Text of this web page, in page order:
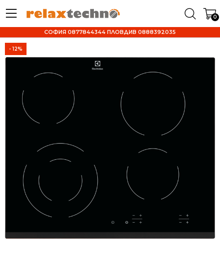
0
СОФИЯ 0877844344 ПЛОВДИВ 0888392035
- 12%